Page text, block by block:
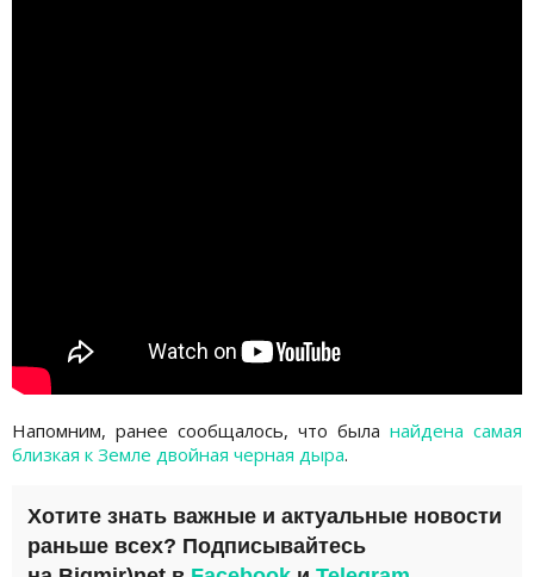
Напомним, ранее сообщалось, что была найдена самая
близкая к Земле двойная черная дыра.
Хотите знать важные и актуальные новости
раньше всех? Подписывайтесь